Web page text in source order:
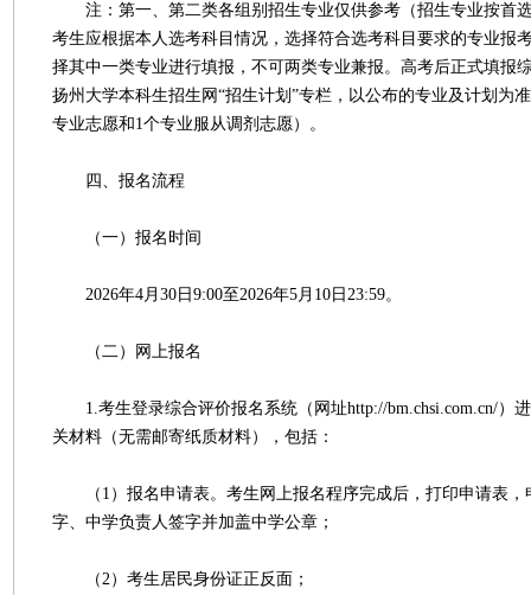
注：第一、第二类各组别招生专业仅供参考（招生专业按首
考生应根据本人选考科目情况，选择符合选考科目要求的专业报
择其中一类专业进行填报，不可两类专业兼报。高考后正式填报
扬州大学本科生招生网“招生计划”专栏，以公布的专业及计划为
专业志愿和1个专业服从调剂志愿）。
四、报名流程
（一）报名时间
2026年4月30日9:00至2026年5月10日23:59。
（二）网上报名
1.考生登录综合评价报名系统（网址http://bm.chsi.com.cn/）
关材料（无需邮寄纸质材料），包括：
（1）报名申请表。考生网上报名程序完成后，打印申请表，
字、中学负责人签字并加盖中学公章；
（2）考生居民身份证正反面；